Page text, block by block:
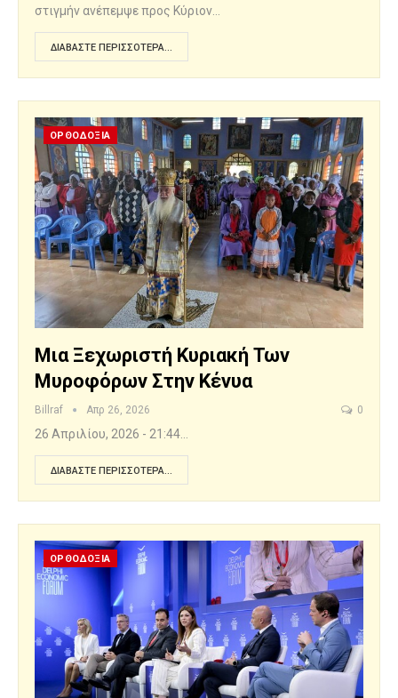
στιγμήν ανέπεμψε προς Κύριον…
ΔΙΑΒΆΣΤΕ ΠΕΡΙΣΣΌΤΕΡΑ...
ΟΡΘΟΔΟΞΙΑ
Μια Ξεχωριστή Κυριακή Των
Μυροφόρων Στην Κένυα
Billraf Απρ 26, 2026 0
26 Απριλίου, 2026 - 21:44…
ΔΙΑΒΆΣΤΕ ΠΕΡΙΣΣΌΤΕΡΑ...
ΟΡΘΟΔΟΞΙΑ